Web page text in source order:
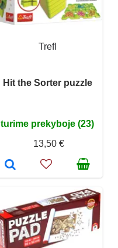
Trefl
Hit the Sorter puzzle
turime prekyboje (23)
13,50 €